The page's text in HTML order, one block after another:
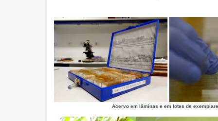
Acervo em lâminas e em lotes de